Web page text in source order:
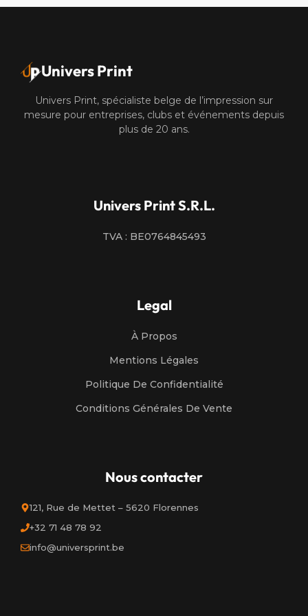
Univers Print
Univers Print, spécialiste belge de l’impression sur
mesure pour entreprises, clubs et événements depuis
plus de 20 ans.
Univers Print S.R.L.
TVA : BE0764845493
Legal
À Propos
Mentions Légales
Politique De Confidentialité
Conditions Générales De Vente
Nous contacter
121, Rue de Mettet – 5620 Florennes
+32 71 48 78 92
info@universprint.be